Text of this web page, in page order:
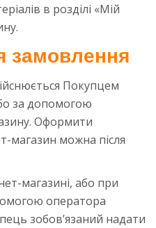
в розділі «Мій
замовлення
Покупцем
за допомогою
Оформити
магазин можна після
магазині, або при
оператора
зобов’язаний надати